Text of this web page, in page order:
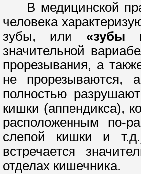
В медицинской
человека
зубы, или «зубы
значительной
прорезывания, а
не прорезываются,
полностью
кишки (аппендикса),
расположенным по-
слепой кишки и
встречается
отделах кишечника.